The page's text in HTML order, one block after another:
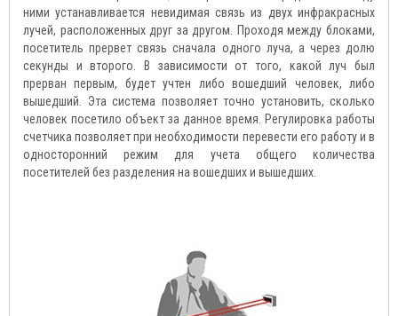
ними устанавливается невидимая связь из двух инфракрасных
лучей, расположенных друг за другом. Проходя между блоками,
посетитель прервет связь сначала одного луча, а через долю
секунды и второго. В зависимости от того, какой луч был
прерван первым, будет учтен либо вошедший человек, либо
вышедший. Эта система позволяет точно установить, сколько
человек посетило объект за данное время. Регулировка работы
счетчика позволяет при необходимости перевести его работу и в
односторонний режим для учета общего количества
посетителей без разделения на вошедших и вышедших.